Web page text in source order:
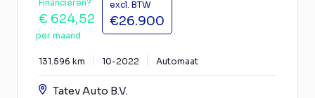
Financieren?
€ 624,52
per maand
excl. BTW
€26.900
131.596 km 10-2022 Automaat
Tatev Auto B.V.